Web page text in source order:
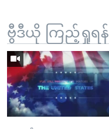
ဗွီဒီယို ကြည့်ရှုရန်